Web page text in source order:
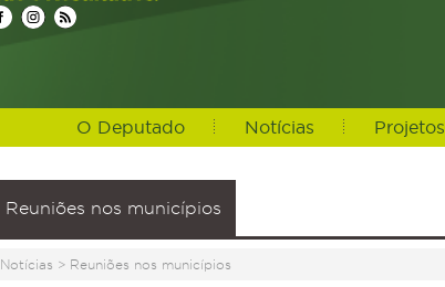
O Deputado Notícias Projetos
Reuniões nos municípios
Notícias > Reuniões nos municípios